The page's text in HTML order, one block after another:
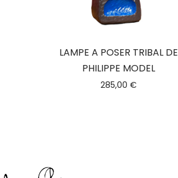
LAMPE A POSER TRIBAL DE
PHILIPPE MODEL
285,00 €